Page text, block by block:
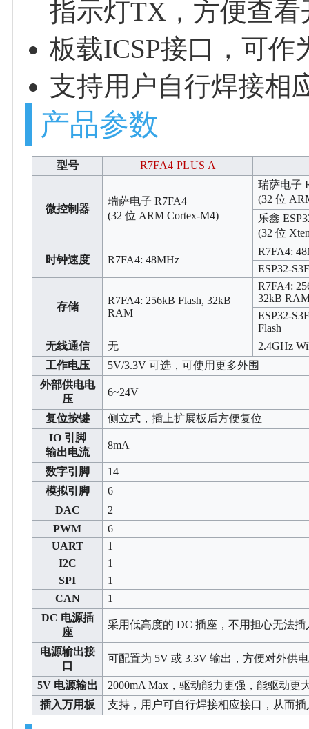
指示灯TX，方便查
板载ICSP接口，可作
支持用户自行焊接相
产品参数
型号 R7FA4 PLUS A
微控制器
瑞萨电子 R7FA4
(32 位 ARM Cortex-M4)
瑞萨电子
(32 位
乐鑫
(32 位
时钟速度 R7FA4: 48MHz
R7FA4:
ESP32-
存储
R7FA4: 256kB Flash, 32kB
RAM
R7FA4:
32kB
ESP32-
Flash
无线通信
无
2.4GHz
工作电压
5V/3.3V 可选，可使用更多外围
外部供电电
压
6~24V
复位按键
侧立式，插上扩展板后方便复位
IO 引脚
输出电流
8mA
数字引脚
14
模拟引脚
6
DAC
2
PWM
6
UART
1
I2C
1
SPI
1
CAN
1
DC 电源插
座
采用低高度的 DC 插座，不用担心无法插
电源输出接
口
可配置为 5V 或 3.3V 输出，方便对外供
5V 电源输出
2000mA Max，驱动能力更强，能驱动更
插入万用板
支持，用户可自行焊接相应接口，从而插